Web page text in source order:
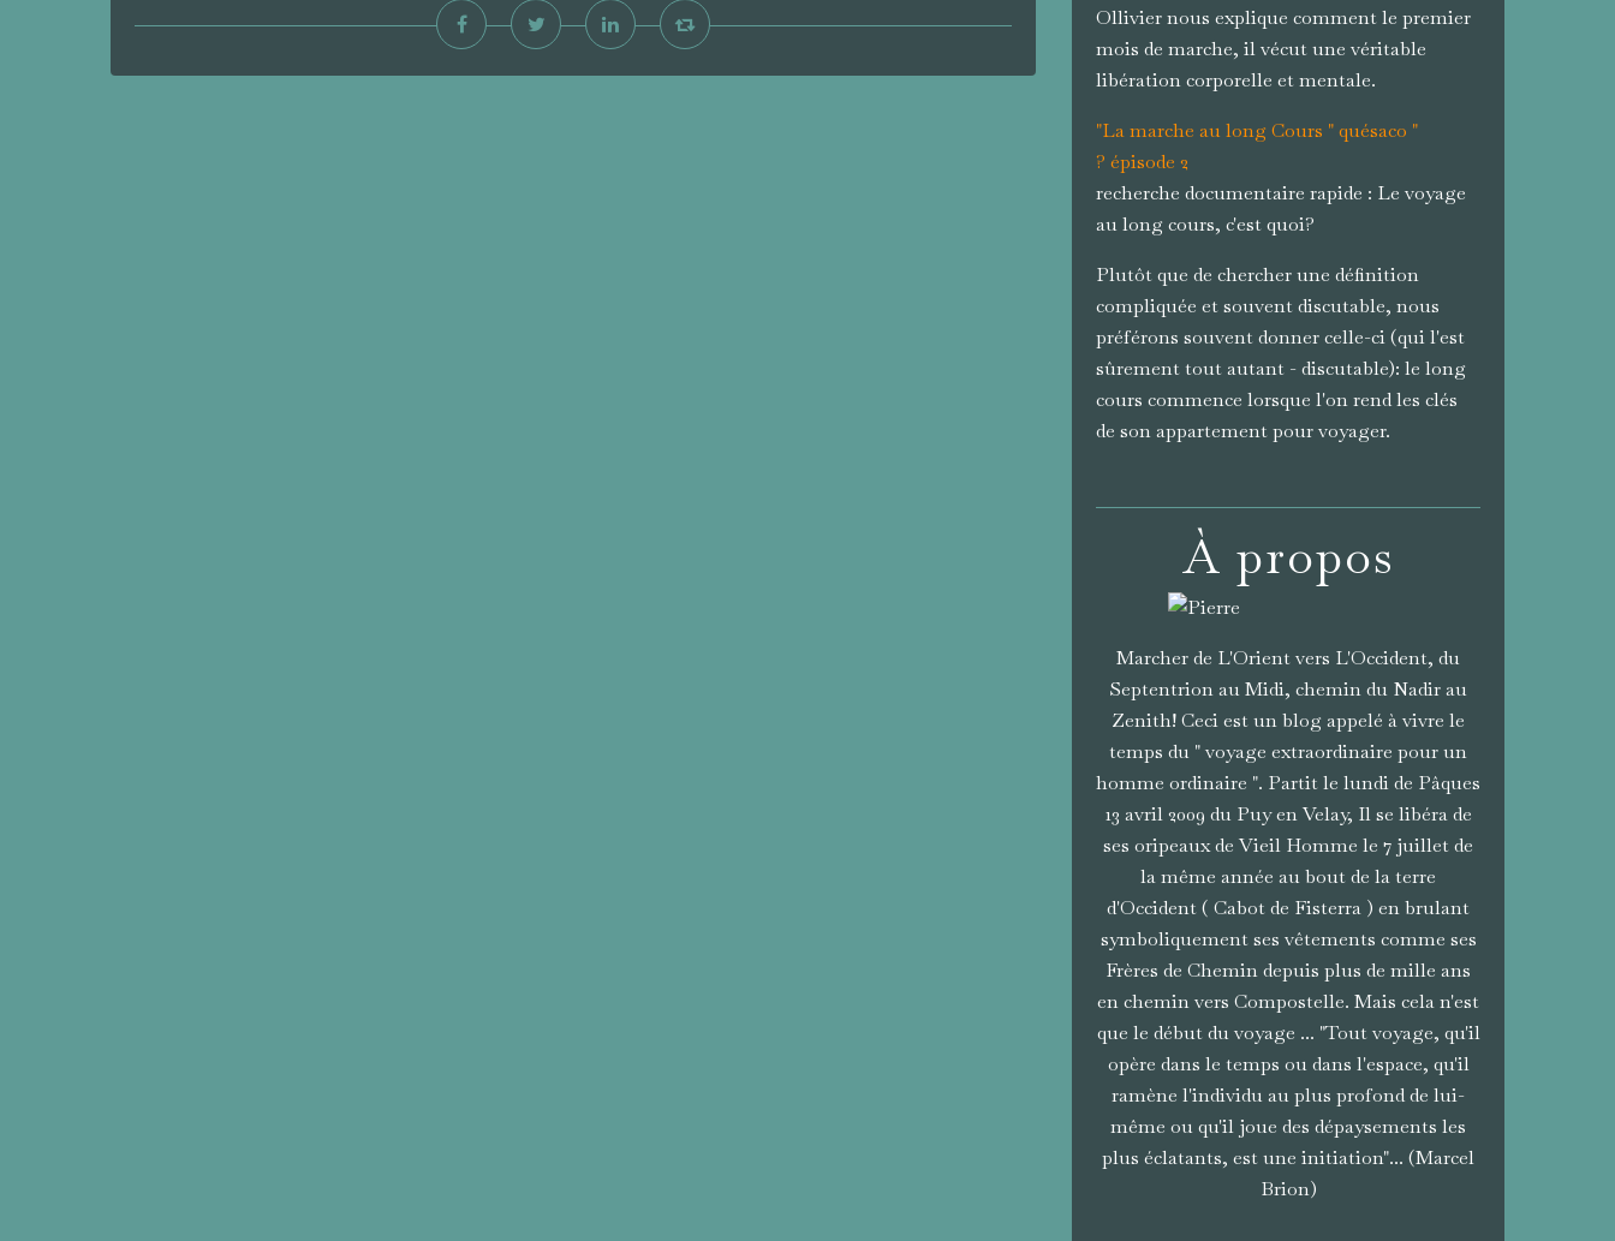
À propos
Marcher de L'Orient vers L'Occident, du
Septentrion au Midi, chemin du Nadir au
Zenith! Ceci est un blog appelé à vivre le
temps du " voyage extraordinaire pour un
homme ordinaire ". Partit le lundi de Pâques
13 avril 2009 du Puy en Velay, Il se libéra de
ses oripeaux de Vieil Homme le 7 juillet de
la même année au bout de la terre
d'Occident ( Cabot de Fisterra ) en brulant
symboliquement ses vêtements comme ses
Frères de Chemin depuis plus de mille ans
en chemin vers Compostelle. Mais cela n'est
que le début du voyage ... "Tout voyage, qu'il
opère dans le temps ou dans l'espace, qu'il
ramène l'individu au plus profond de lui-
même ou qu'il joue des dépaysements les
plus éclatants, est une initiation"... (Marcel
Brion)
Ollivier nous explique comment le premier
mois de marche, il vécut une véritable
libération corporelle et mentale.
"La marche au long Cours " quésaco "
? épisode 2
recherche documentaire rapide : Le voyage
au long cours, c'est quoi?
Plutôt que de chercher une définition
compliquée et souvent discutable, nous
préférons souvent donner celle-ci (qui l'est
sûrement tout autant - discutable): le long
cours commence lorsque l'on rend les clés
de son appartement pour voyager.